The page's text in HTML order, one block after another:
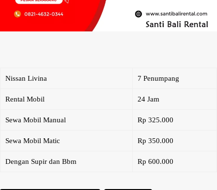
Nissan Livina 7 Penumpang
Rental Mobil 24 Jam
Sewa Mobil Manual Rp 325.000
Sewa Mobil Matic Rp 350.000
Dengan Supir dan Bbm Rp 600.000